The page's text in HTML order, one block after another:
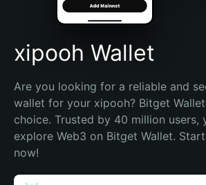
Español (Argentina)
xipooh Wallet
Are you looking for a reliable and
wallet for your xipooh? Bitget
choice. Trusted by 40 million users,
explore Web3 on Bitget Wallet.
now!